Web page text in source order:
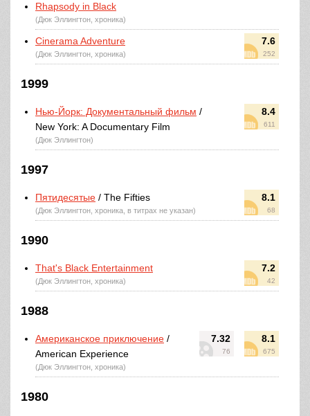
Rhapsody in Black
(Дюк Эллингтон, хроника)
7.6
252
Cinerama Adventure
(Дюк Эллингтон, хроника)
1999
8.4
611
Нью-Йорк: Документальный фильм /
New York: A Documentary Film
(Дюк Эллингтон)
1997
8.1
68
Пятидесятые / The Fifties
(Дюк Эллингтон, хроника, в титрах не указан)
1990
7.2
42
That's Black Entertainment
(Дюк Эллингтон, хроника)
1988
7.32
76
8.1
675
Американское приключение /
American Experience
(Дюк Эллингтон, хроника)
1980